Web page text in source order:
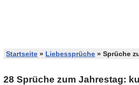
Startseite » Liebessprüche »Sprüche
28 Sprüche zum Jahrestag: